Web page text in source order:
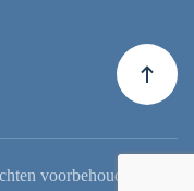
voorbehouden.